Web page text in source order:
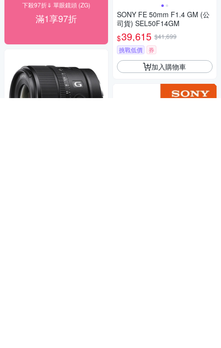
下殺97折⇓ 單眼鏡頭 (ZG)
滿1享97折
SONY FE 50mm F1.4 GM (公
司貨) SEL50F14GM
$39,615 $41,699
挑戰低價
券
加入購物車